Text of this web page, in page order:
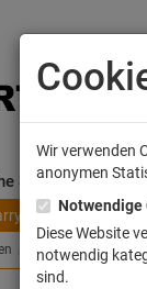
& Wohnen
Potter Herr der
Kindersendungen
Wir verwenden
anonymen
Notwendige
Diese Website
notwendig
sind.